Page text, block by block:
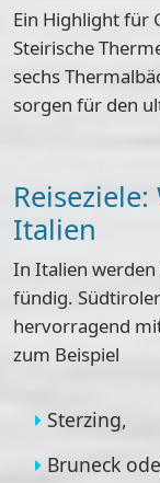
Ein Highlight für
Steirische
sechs
sorgen für den
Italien
In Italien werden
fündig.
hervorragend
zum Beispiel
Sterzing,
Bruneck